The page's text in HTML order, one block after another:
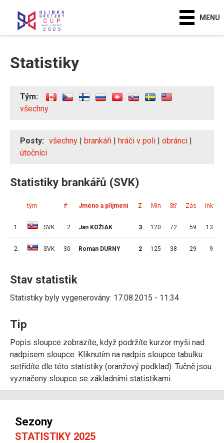
MENU
Statistiky
Tým:
všechny
Posty: všechny | brankáři | hráči v poli | obránci |
útočníci
Statistiky brankářů (SVK)
tým # Jméno a příjmení Z Min Stř Zás Ink
1. SVK 2 Jan KOŽIAK 3 120 72 59 13
2. SVK 30 Roman DURNY 2 125 38 29 9
Stav statistik
Statistiky byly vygenerovány: 17.08.2015 - 11:34
Tip
Popis sloupce zobrazíte, když podržíte kurzor myši nad
nadpisem sloupce. Kliknutím na nadpis sloupce tabulku
setřídíte dle této statistiky (oranžový podklad). Tučně jsou
vyznačeny sloupce se základními statistikami.
Sezony
STATISTIKY 2025